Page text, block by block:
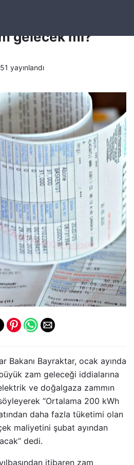
ve
gelecek mi?
yayınlandı
Bakanı Bayraktar, ocak ayında
zam geleceği iddialarına
ve doğalgaza zammın
“Ortalama 200 kWh
daha fazla tüketimi olan
maliyetini şubat ayından
dedi.
itibaren zam